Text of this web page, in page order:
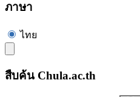
ภาษา
ไทย
สืบค้น Chula.ac.th